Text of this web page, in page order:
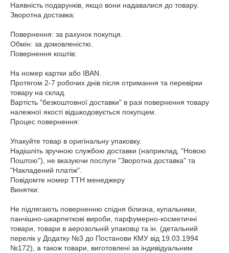
Наявність подарунків, якщо вони надавалися до товару.
Зворотна доставка:
Повернення: за рахунок покупця.
Обмін: за домовленістю.
Повернення коштів:
На номер картки або IBAN.
Протягом 2-7 робочих днів після отримання та перевірки
товару на склад.
Вартість "безкоштовної доставки" в разі повернення товару
належної якості відшкодовується покупцем.
Процес повернення:
Упакуйте товар в оригінальну упаковку.
Надішліть зручною службою доставки (наприклад, "Новою
Поштою"), не вказуючи послуги "Зворотна доставка" та
"Накладений платіж".
Повідомте номер ТТН менеджеру
Винятки:
Не підлягають поверненню спідня білизна, купальники,
панчішно-шкарпеткові вироби, парфумерно-косметичні
товари, товари в аерозольній упаковці та ін. (детальний
перелік у Додатку №3 до Постанови КМУ від 19.03.1994
№172), а також товари, виготовлені за індивідуальним